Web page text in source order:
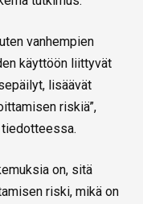
vanhempien
käyttöön liittyvät
lisäävät
riskiä”,
on, sitä
riski, mikä on